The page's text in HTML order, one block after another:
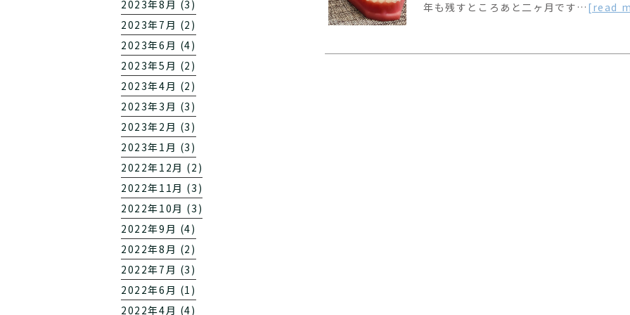
年も残すところあと二ヶ月です… [read
2023年8月 (3)
2023年7月 (2)
2023年6月 (4)
2023年5月 (2)
2023年4月 (2)
2023年3月 (3)
2023年2月 (3)
2023年1月 (3)
2022年12月 (2)
2022年11月 (3)
2022年10月 (3)
2022年9月 (4)
2022年8月 (2)
2022年7月 (3)
2022年6月 (1)
2022年4月 (4)